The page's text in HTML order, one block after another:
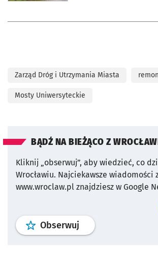
Zarząd Dróg i Utrzymania Miasta
Mosty Uniwersyteckie
BĄDŹ NA BIEŻĄCO Z
Kliknij „obserwuj”, aby wiedzieć, co
Wrocławiu. Najciekawsze wiadomości
www.wroclaw.pl znajdziesz w Google
Obserwuj profil